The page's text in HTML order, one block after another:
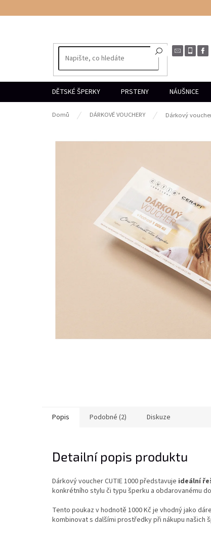
na
DĚTSKÉ ŠPERKY PRSTENY NÁUŠNICE
Domů DÁRKOVÉ VOUCHERY Dárkový
Popis Podobné (2) Diskuze
Detailní popis produktu
Dárkový voucher CUTIE 1000 představuje ideální
konkrétního stylu či typu šperku a obdarovanému
Tento poukaz v hodnotě 1000 Kč je vhodný jako
kombinovat s dalšími prostředky při nákupu našich